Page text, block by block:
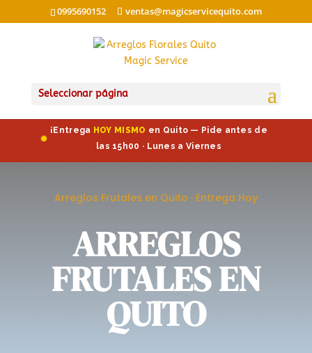
0995690152 ventas@magicservicequito.com
Seleccionar página
¡Entrega HOY MISMO en Quito — Pide antes de
las 15h00 · Lunes a Viernes
Arreglos Frutales en Quito · Entrega Hoy
ARREGLOS
FRUTALES EN
QUITO